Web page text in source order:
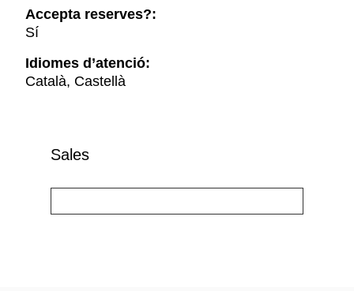
Accepta reserves?:
Sí
Idiomes d’atenció:
Català, Castellà
Sales